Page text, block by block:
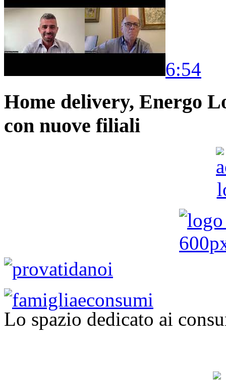
6:54
Home delivery, Energo
con nuove filiali
Lo spazio dedicato ai